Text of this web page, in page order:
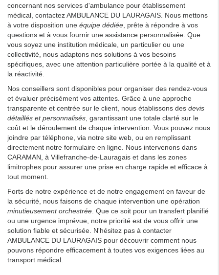
concernant nos services d'ambulance pour établissement
médical, contactez AMBULANCE DU LAURAGAIS. Nous mettons
à votre disposition une équipe dédiée , prête à répondre à vos
questions et à vous fournir une assistance personnalisée. Que
vous soyez une institution médicale, un particulier ou une
collectivité, nous adaptons nos solutions à vos besoins
spécifiques, avec une attention particulière portée à la qualité et à
la réactivité.
Nos conseillers sont disponibles pour organiser des rendez-vous
et évaluer précisément vos attentes. Grâce à une approche
transparente et centrée sur le client, nous établissons des devis
détaillés et personnalisés , garantissant une totale clarté sur le
coût et le déroulement de chaque intervention. Vous pouvez nous
joindre par téléphone, via notre site web, ou en remplissant
directement notre formulaire en ligne. Nous intervenons dans
CARAMAN, à Villefranche-de-Lauragais et dans les zones
limitrophes pour assurer une prise en charge rapide et efficace à
tout moment.
Forts de notre expérience et de notre engagement en faveur de
la sécurité, nous faisons de chaque intervention une opération
minutieusement orchestrée . Que ce soit pour un transfert planifié
ou une urgence imprévue, notre priorité est de vous offrir une
solution fiable et sécurisée. N'hésitez pas à contacter
AMBULANCE DU LAURAGAIS pour découvrir comment nous
pouvons répondre efficacement à toutes vos exigences liées au
transport médical.